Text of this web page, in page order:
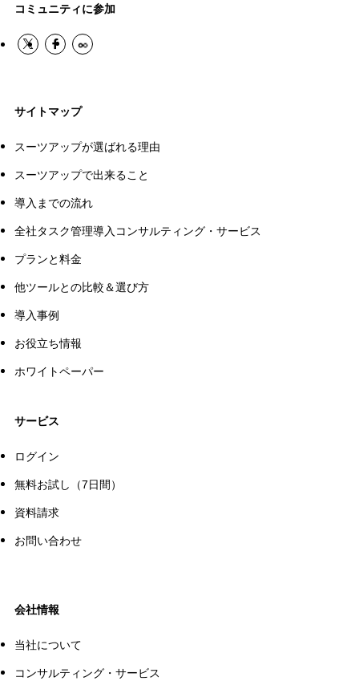
コミュニティに参加
サイトマップ
スーツアップが選ばれる理由
スーツアップで出来ること
導入までの流れ
全社タスク管理導入コンサルティング・サービス
プランと料金
他ツールとの比較＆選び方
導入事例
お役立ち情報
ホワイトペーパー
サービス
ログイン
無料お試し（7日間）
資料請求
お問い合わせ
会社情報
当社について
コンサルティング・サービス